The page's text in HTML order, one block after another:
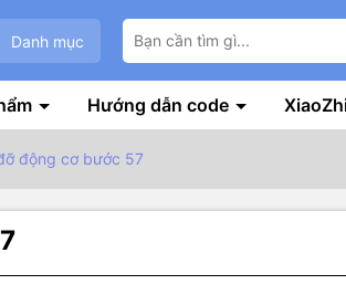
Danh mục
Hướng dẫn code
động cơ bước 57